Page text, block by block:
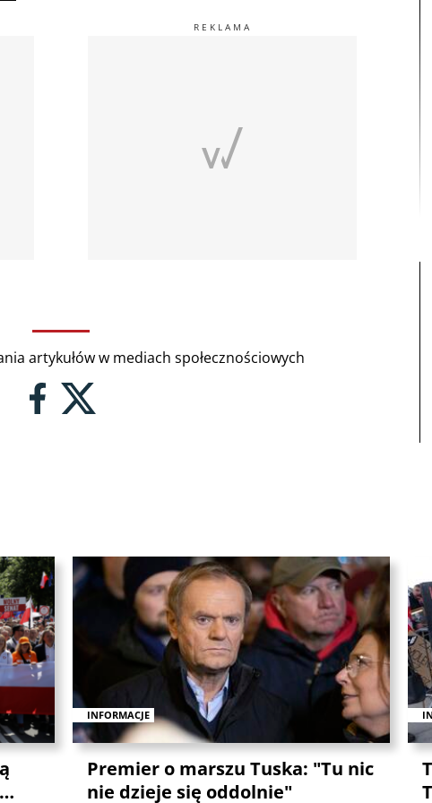
artykułów w mediach społecznościowych
INFORMACJE
Premier o marszu Tuska: "Tu nic
nie dzieje się oddolnie"